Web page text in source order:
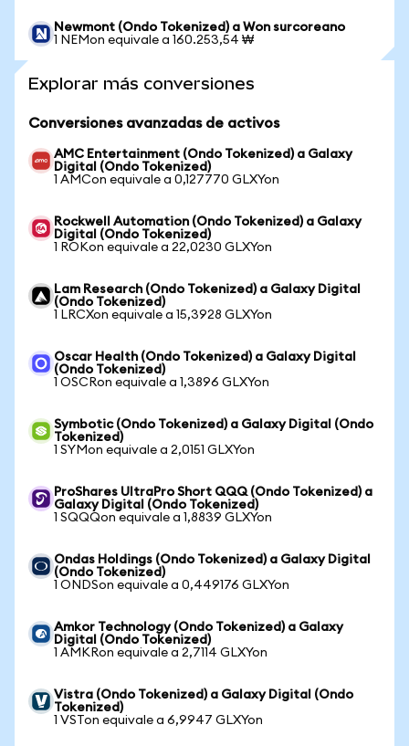
Newmont (Ondo Tokenized) a Won surcoreano
1 NEMon equivale a 160.253,54 ₩
Explorar más conversiones
Conversiones avanzadas de activos
AMC Entertainment (Ondo Tokenized) a Galaxy
Digital (Ondo Tokenized)
1 AMCon equivale a 0,127770 GLXYon
Rockwell Automation (Ondo Tokenized) a Galaxy
Digital (Ondo Tokenized)
1 ROKon equivale a 22,0230 GLXYon
Lam Research (Ondo Tokenized) a Galaxy Digital
(Ondo Tokenized)
1 LRCXon equivale a 15,3928 GLXYon
Oscar Health (Ondo Tokenized) a Galaxy Digital
(Ondo Tokenized)
1 OSCRon equivale a 1,3896 GLXYon
Symbotic (Ondo Tokenized) a Galaxy Digital (Ondo
Tokenized)
1 SYMon equivale a 2,0151 GLXYon
ProShares UltraPro Short QQQ (Ondo Tokenized) a
Galaxy Digital (Ondo Tokenized)
1 SQQQon equivale a 1,8839 GLXYon
Ondas Holdings (Ondo Tokenized) a Galaxy Digital
(Ondo Tokenized)
1 ONDSon equivale a 0,449176 GLXYon
Amkor Technology (Ondo Tokenized) a Galaxy
Digital (Ondo Tokenized)
1 AMKRon equivale a 2,7114 GLXYon
Vistra (Ondo Tokenized) a Galaxy Digital (Ondo
Tokenized)
1 VSTon equivale a 6,9947 GLXYon